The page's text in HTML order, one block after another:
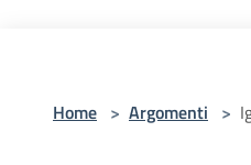
Home > Argomenti >